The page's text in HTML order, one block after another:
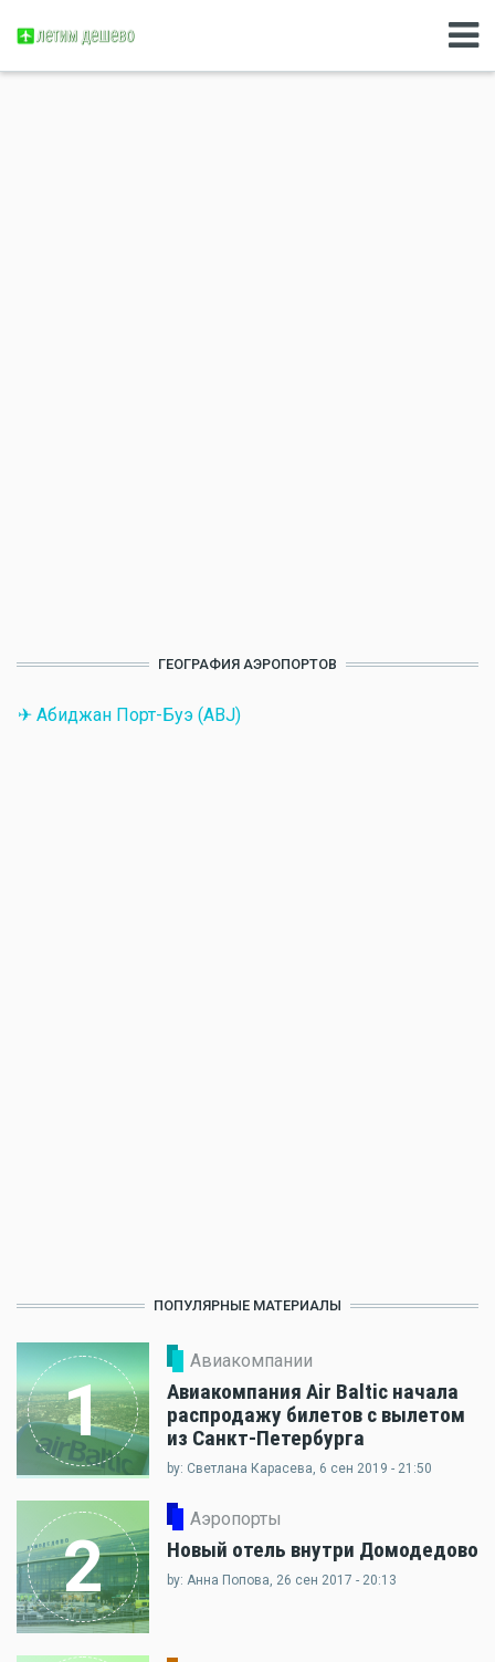
ГЕОГРАФИЯ АЭРОПОРТОВ
✈ Абиджан Порт-Буэ (ABJ)
ПОПУЛЯРНЫЕ МАТЕРИАЛЫ
1
Авиакомпании
Авиакомпания Air Baltic начала
распродажу билетов с вылетом
из Санкт-Петербурга
by: Светлана Карасева, 6 сен 2019 - 21:50
2
Аэропорты
Новый отель внутри Домодедово
by: Анна Попова, 26 сен 2017 - 20:13